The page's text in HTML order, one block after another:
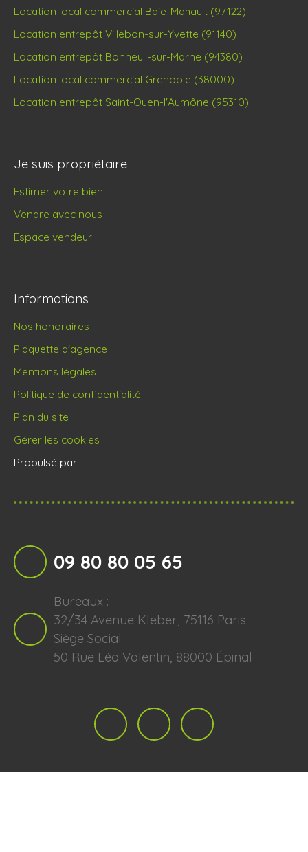
Location local commercial Baie-Mahault (97122)
Location entrepôt Villebon-sur-Yvette (91140)
Location entrepôt Bonneuil-sur-Marne (94380)
Location local commercial Grenoble (38000)
Location entrepôt Saint-Ouen-l'Aumône (95310)
Je suis propriétaire
Estimer votre bien
Vendre avec nous
Espace vendeur
Informations
Nos honoraires
Plaquette d'agence
Mentions légales
Politique de confidentialité
Plan du site
Gérer les cookies
Propulsé par
09 80 80 05 65
Bureaux :
32/34 Avenue Kleber, 75116 Paris
Siège Social :
50 Rue Léo Valentin, 88000 Épinal